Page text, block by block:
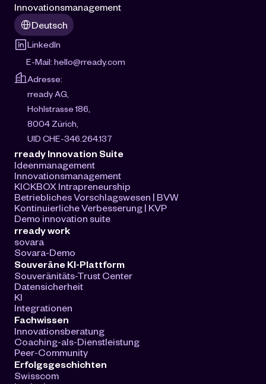
Innovationsmanagement
Select Language
Deutsch
LinkedIn
E-Mail: hello@rready.com
Adresse:
rready AG,
Hohlstrasse 186,
8004 Zürich,
UID CHE-346.264.137
rready Innovation Suite
Ideenmanagement
Innovationsmanagement
KICKBOX Intrapreneurship
Betriebliches Vorschlagswesen | BVW
Kontinuierliche Verbesserung | KVP
Demo innovation suite
rready work
sovara
Sovara-Demo
Souveräne KI-Plattform
Souveränitäts-Trust Center
Datensicherheit
KI
Integrationen
Fachwissen
Innovationsberatung
Coaching-als-Dienstleistung
Peer-Community
Erfolgsgeschichten
Swisscom